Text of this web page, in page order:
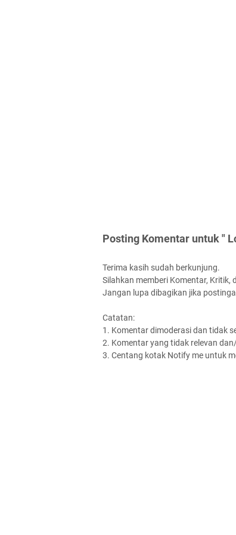
Posting Komentar untuk "
Terima kasih sudah berkunjung.
Silahkan memberi Komentar, Kritik,
Jangan lupa dibagikan jika
Catatan:
1. Komentar dimoderasi dan tidak
2. Komentar yang tidak relevan
3. Centang kotak Notify me untuk